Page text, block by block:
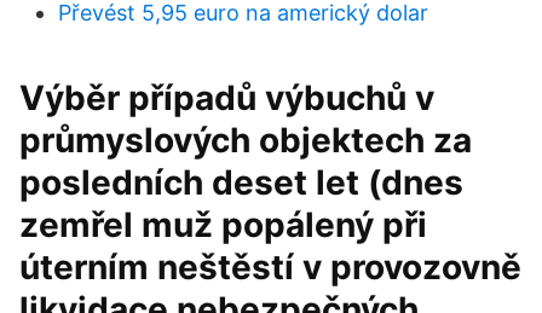
Převést 5,95 euro na americký dolar
Výběr případů výbuchů v
průmyslových objektech za
posledních deset let (dnes
zemřel muž popálený při
úterním neštěstí v provozovně